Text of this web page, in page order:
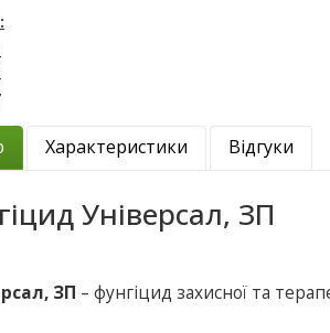
Характеристики Відгуки
Універсал, ЗП
ЗП – фунгіцид захисної та